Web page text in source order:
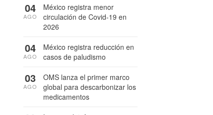
México registra menor
circulación de Covid-19 en
2026
04
AGO
México registra reducción en
casos de paludismo
04
AGO
OMS lanza el primer marco
global para descarbonizar los
medicamentos
03
AGO